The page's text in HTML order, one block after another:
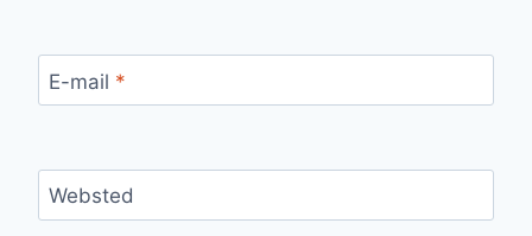
E-mail *
Websted